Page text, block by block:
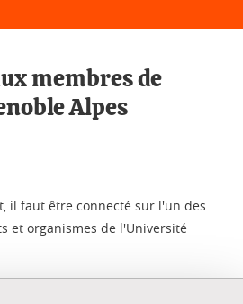
membres de
Alpes
il faut être connecté sur l'un des
et organismes de l'Université